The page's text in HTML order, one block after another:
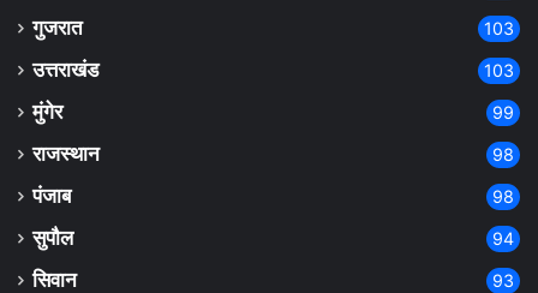
गुजरात 103
उत्तराखंड 103
मुंगेर 99
राजस्थान 98
पंजाब 98
सुपौल 94
सिवान 93